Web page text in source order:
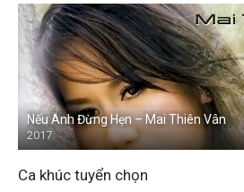
Nếu Anh Đừng Hẹn – Mai Thiên Vân
2017
Ca khúc tuyển chọn